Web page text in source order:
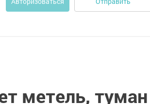
метель, туман